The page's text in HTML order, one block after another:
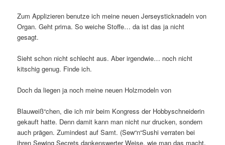
Zum Applizieren benutze ich meine neuen Jerseysticknadeln von
Organ. Geht prima. So weiche Stoffe… da ist das ja nicht
gesagt.
Sieht schon nicht schlecht aus. Aber irgendwie… noch nicht
kitschig genug. Finde ich.
Doch da liegen ja noch meine neuen Holzmodeln von
Blauweiß“chen, die ich mir beim Kongress der Hobbyschneiderin
gekauft hatte. Denn damit kann man nicht nur drucken, sondern
auch prägen. Zumindest auf Samt. (Sew“n“Sushi verraten bei
ihren Sewing Secrets dankenswerter Weise, wie man das macht.